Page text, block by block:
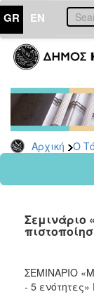
GR EN
Αρχική Ο
ΤΟΠΟΣ
ΜΑΣ
Αρχείο
2026
2024
2022
2020
2019
Σεμινάριο
ΣΕΜΙΝΑΡΙΟ
- 5